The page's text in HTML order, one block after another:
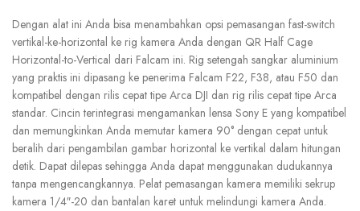
Dengan alat ini Anda bisa menambahkan opsi pemasangan fast-switch
vertikal-ke-horizontal ke rig kamera Anda dengan QR Half Cage
Horizontal-to-Vertical dari Falcam ini. Rig setengah sangkar aluminium
yang praktis ini dipasang ke penerima Falcam F22, F38, atau F50 dan
kompatibel dengan rilis cepat tipe Arca DJI dan rig rilis cepat tipe Arca
standar. Cincin terintegrasi mengamankan lensa Sony E yang kompatibel
dan memungkinkan Anda memutar kamera 90° dengan cepat untuk
beralih dari pengambilan gambar horizontal ke vertikal dalam hitungan
detik. Dapat dilepas sehingga Anda dapat menggunakan dudukannya
tanpa mengencangkannya. Pelat pemasangan kamera memiliki sekrup
kamera 1/4″-20 dan bantalan karet untuk melindungi kamera Anda.